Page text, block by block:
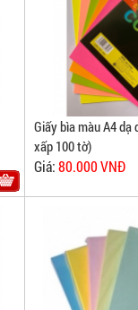
Giấy bìa màu A4 dạ
xấp 100 tờ)
Giá:80.000 VNĐ